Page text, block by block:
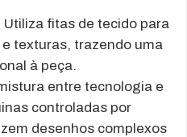
Utiliza fitas de tecido para
texturas, trazendo uma
à peça.
entre tecnologia e
controladas por
desenhos complexos